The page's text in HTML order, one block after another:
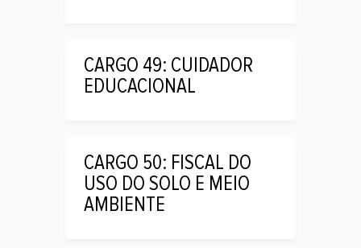
CARGO 49: CUIDADOR
EDUCACIONAL
CARGO 50: FISCAL DO
USO DO SOLO E MEIO
AMBIENTE